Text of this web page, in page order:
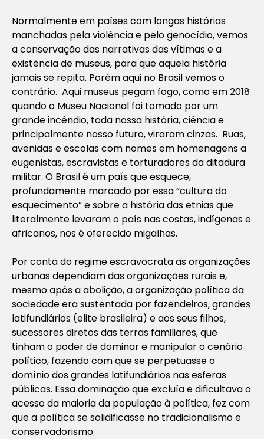
Normalmente em países com longas histórias
manchadas pela violência e pelo genocídio, vemos
a conservação das narrativas das vítimas e a
existência de museus, para que aquela história
jamais se repita. Porém aqui no Brasil vemos o
contrário. Aqui museus pegam fogo, como em 2018
quando o Museu Nacional foi tomado por um
grande incêndio, toda nossa história, ciência e
principalmente nosso futuro, viraram cinzas. Ruas,
avenidas e escolas com nomes em homenagens a
eugenistas, escravistas e torturadores da ditadura
militar. O Brasil é um país que esquece,
profundamente marcado por essa “cultura do
esquecimento” e sobre a história das etnias que
literalmente levaram o país nas costas, indígenas e
africanos, nos é oferecido migalhas.
Por conta do regime escravocrata as organizações
urbanas dependiam das organizações rurais e,
mesmo após a abolição, a organização política da
sociedade era sustentada por fazendeiros, grandes
latifundiários (elite brasileira) e aos seus filhos,
sucessores diretos das terras familiares, que
tinham o poder de dominar e manipular o cenário
político, fazendo com que se perpetuasse o
domínio dos grandes latifundiários nas esferas
públicas. Essa dominação que excluía e dificultava o
acesso da maioria da população à política, fez com
que a política se solidificasse no tradicionalismo e
conservadorismo.